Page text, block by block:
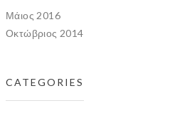
Μάιος 2016
Οκτώβριος 2014
CATEGORIES